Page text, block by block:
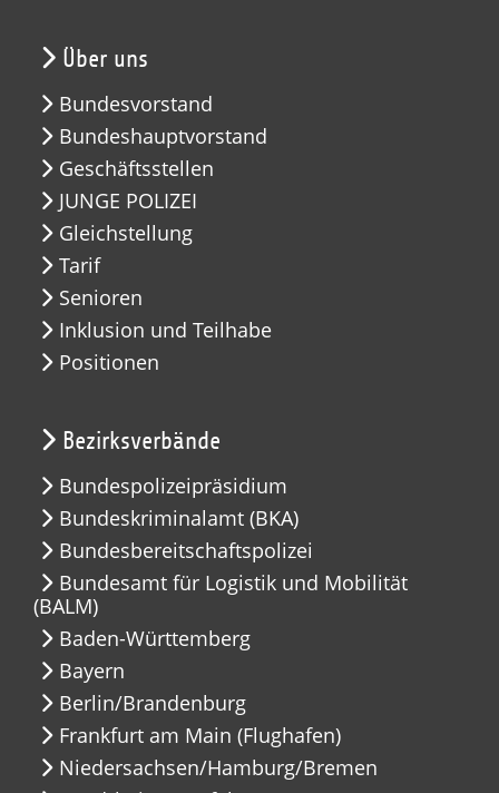
Über uns
Bundesvorstand
Bundeshauptvorstand
Geschäftsstellen
JUNGE POLIZEI
Gleichstellung
Tarif
Senioren
Inklusion und Teilhabe
Positionen
Bezirksverbände
Bundespolizeipräsidium
Bundeskriminalamt (BKA)
Bundesbereitschaftspolizei
Bundesamt für Logistik und Mobilität
(BALM)
Baden-Württemberg
Bayern
Berlin/Brandenburg
Frankfurt am Main (Flughafen)
Niedersachsen/Hamburg/Bremen